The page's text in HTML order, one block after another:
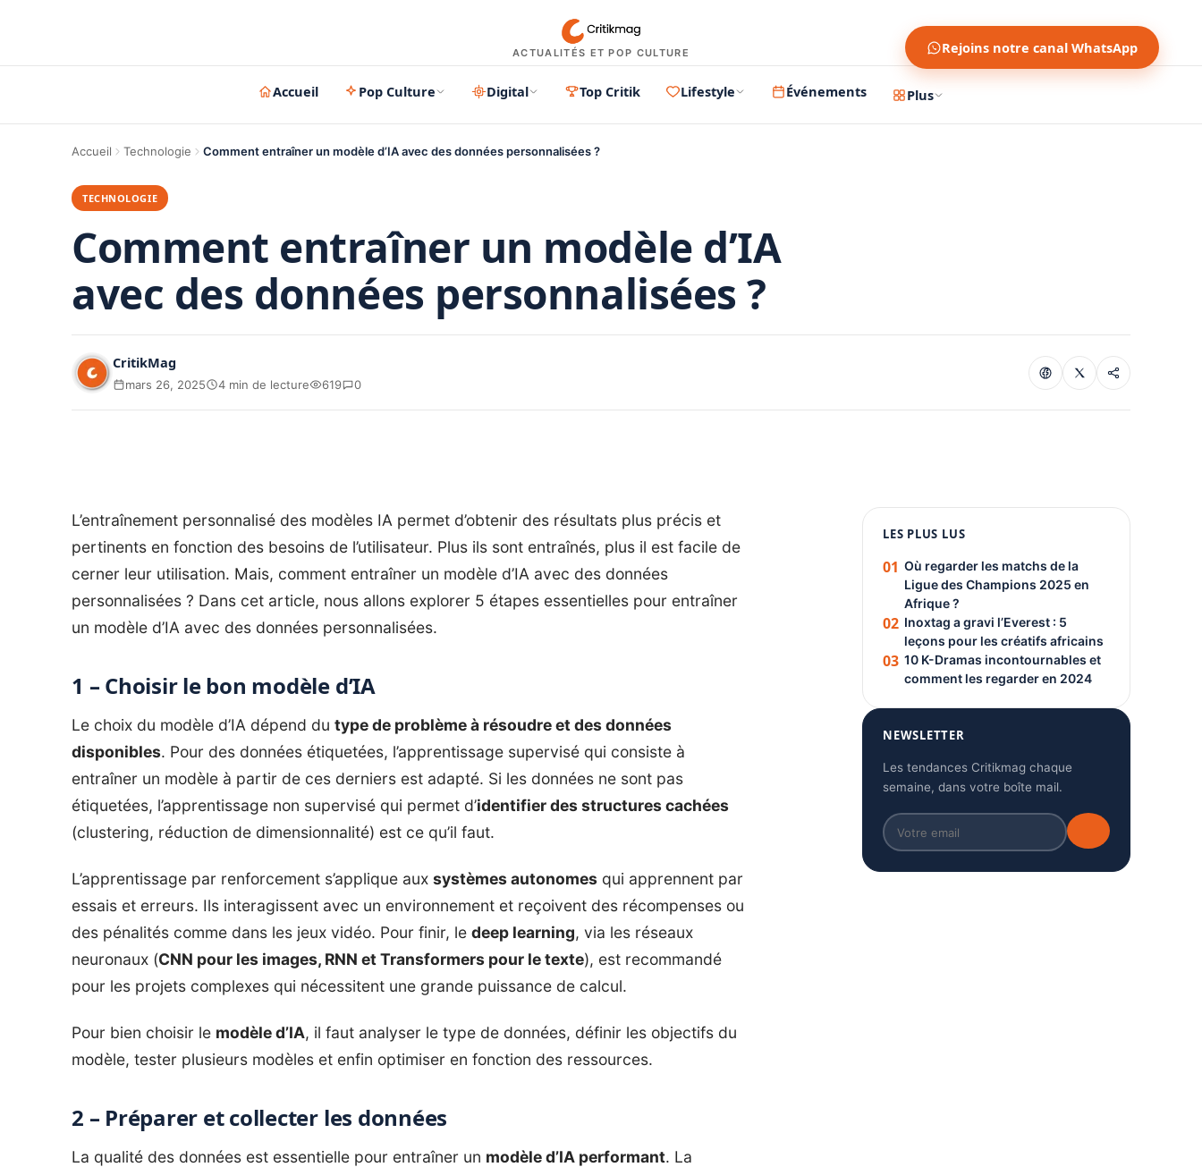
ACTUALITÉS ET POP CULTURE Rejoins notre canal WhatsApp
Accueil Pop Culture Digital Top Critik Lifestyle Événements Plus
Accueil Technologie Comment entraîner un modèle d’IA avec des données personnalisées ?
TECHNOLOGIE
Comment entraîner un modèle d’IA
avec des données personnalisées ?
CritikMag
mars 26, 2025 4 min de lecture 619 0
L’entraînement personnalisé des modèles IA permet d’obtenir des résultats plus précis et
pertinents en fonction des besoins de l’utilisateur. Plus ils sont entraînés, plus il est facile de
cerner leur utilisation. Mais, comment entraîner un modèle d’IA avec des données
personnalisées ? Dans cet article, nous allons explorer 5 étapes essentielles pour entraîner
un modèle d’IA avec des données personnalisées.
1 – Choisir le bon modèle d’IA
Le choix du modèle d’IA dépend du type de problème à résoudre et des données
disponibles. Pour des données étiquetées, l’apprentissage supervisé qui consiste à
entraîner un modèle à partir de ces derniers est adapté. Si les données ne sont pas
étiquetées, l’apprentissage non supervisé qui permet d’identifier des structures cachées
(clustering, réduction de dimensionnalité) est ce qu’il faut.
L’apprentissage par renforcement s’applique aux systèmes autonomes qui apprennent par
essais et erreurs. Ils interagissent avec un environnement et reçoivent des récompenses ou
des pénalités comme dans les jeux vidéo. Pour finir, le deep learning, via les réseaux
neuronaux (CNN pour les images, RNN et Transformers pour le texte), est recommandé
pour les projets complexes qui nécessitent une grande puissance de calcul.
Pour bien choisir le modèle d’IA, il faut analyser le type de données, définir les objectifs du
modèle, tester plusieurs modèles et enfin optimiser en fonction des ressources.
2 – Préparer et collecter les données
La qualité des données est essentielle pour entraîner un modèle d’IA performant. La
PUBLICITÉ
LES PLUS LUS
01 Où regarder les matchs de la
Ligue des Champions 2025 en
Afrique ?
02 Inoxtag a gravi l’Everest : 5
leçons pour les créatifs africains
03 10 K-Dramas incontournables et
comment les regarder en 2024
NEWSLETTER
Les tendances Critikmag chaque
semaine, dans votre boîte mail.